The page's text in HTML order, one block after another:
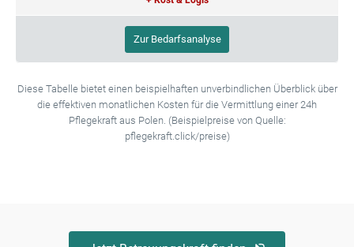
Zur Bedarfsanalyse
Diese Tabelle bietet einen beispielhaften unverbindlichen Überblick über
die effektiven monatlichen Kosten für die Vermittlung einer 24h
Pflegekraft aus Polen. (Beispielpreise von Quelle:
pflegekraft.click/preise)